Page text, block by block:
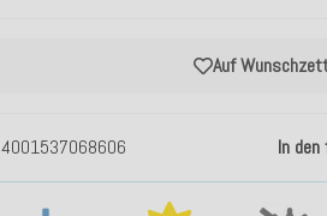
4001537068606 In
Auf